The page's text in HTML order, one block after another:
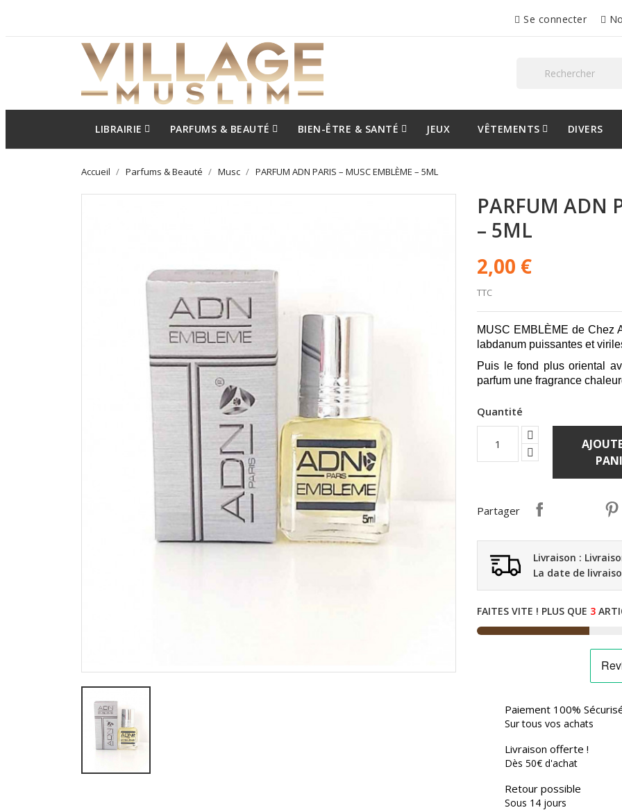
Se connecter
LIBRAIRIE PARFUMS & BEAUTÉ BIEN-ÊTRE & SANTÉ JEUX VÊTEMENTS DIVERS
Accueil Parfums & Beauté Musc PARFUM ADN PARIS – MUSC EMBLÈME – 5ML
PARFUM ADN
– 5ML
2,00 €
TTC
MUSC EMBLÈME de Chez
labdanum puissantes et
Puis le fond plus oriental
parfum une fragrance
Quantité
Partager
Livraison :
La date de
FAITES VITE ! PLUS QUE 3
Paiement 100%
Sur tous vos achats
Livraison offerte !
Dès 50€ d'achat
Retour possible
Sous 14 jours